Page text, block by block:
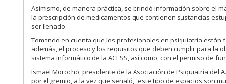
Asimismo, de manera práctica, se brindó información sobre el
la prescripción de medicamentos que contienen sustancias
ser llenado.
Tomando en cuenta que los profesionales en psiquiatría están
además, el proceso y los requisitos que deben cumplir para la
sistema informático de la ACESS, así como, con el permiso de
Ismael Morocho, presidente de la Asociación de Psiquiatría del
por el gremio, a la vez que señaló, “este tipo de espacios son